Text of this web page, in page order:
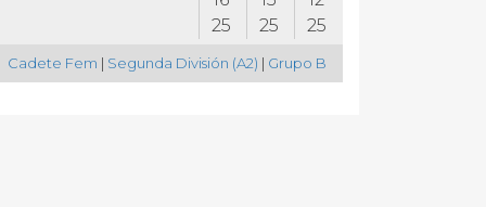
25
25 25
Cadete Fem | Segunda División (A2) | Grupo B